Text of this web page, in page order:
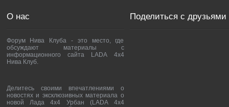
О нас
Форум Нива Клуба - это место, где
обсуждают материалы с
информационного сайта LADA 4x4
Нива Клуб.
Делитесь своими впечатлениями о
новостях и эксклюзивных материала о
новой Лада 4х4 Урбан (LADA 4x4
Поделиться с друзьями